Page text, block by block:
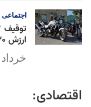
اجتماعی
ارزش ۲۰ میلیارد ریال در کشف جدید پلیس
خرداد ۳۰, ۱۴۰۵
اقتصادی: